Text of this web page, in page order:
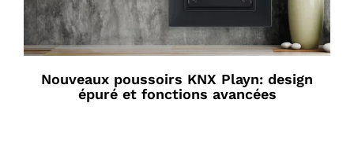
Nouveaux poussoirs KNX Playn: design
épuré et fonctions avancées